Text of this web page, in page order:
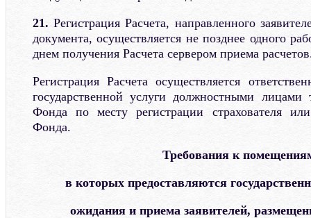
21. Регистрация Расчета, направленного
документа, осуществляется не позднее одного
днем получения Расчета сервером приема
Регистрация Расчета осуществляется
государственной услуги должностными лицами
Фонда по месту регистрации страхователя
Фонда.
Требования к
в которых предоставляются
ожидания и приема заявителей,